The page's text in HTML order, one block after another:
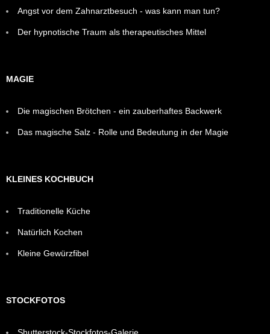
Angst vor dem Zahnarztbesuch - was kann man tun?
Der hypnotische Traum als therapeutisches Mittel
MAGIE
Die magischen Brötchen - ein zauberhaftes Backwerk
Das magische Salz - Rolle und Bedeutung in der Magie
KLEINES KOCHBUCH
Traditionelle Küche
Natürlich Kochen
Kleine Gewürzfibel
STOCKFOTOS
Shutterstock-Stockfotos-Galerie